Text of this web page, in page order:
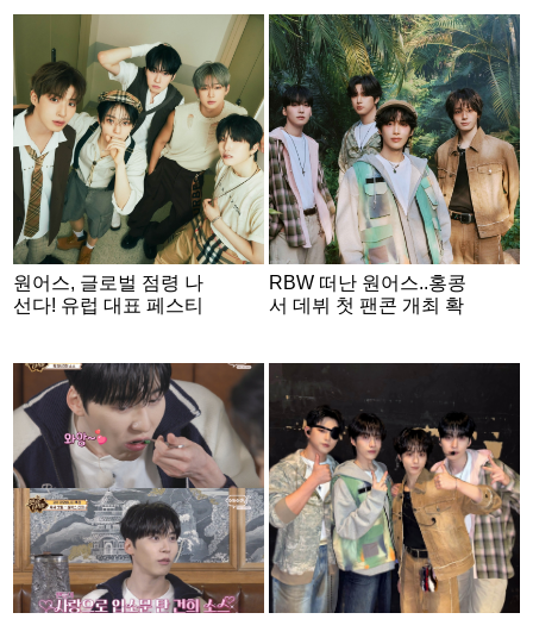
원어스, 글로벌 점령 나
선다! 유럽 대표 페스티
RBW 떠난 원어스..홍콩
서 데뷔 첫 팬콘 개최 확